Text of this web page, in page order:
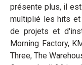
présente plus, il
multiplié les hits
de projets et
Morning Factory,
Three, The